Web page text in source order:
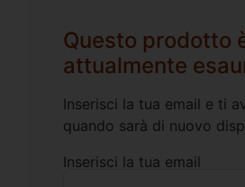
Questo prodotto
attualmente
Inserisci la tua email e ti
quando sarà di nuovo
Inserisci la tua email